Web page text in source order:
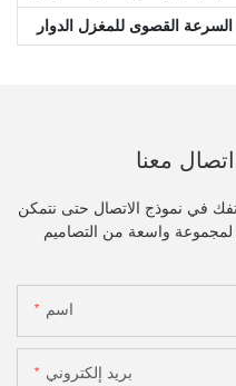
السرعة القصوى للمغزل الدوار
معنا
في نموذج الاتصال حتى نتمكن
واسعة من التصاميم
اسم
بريد إلكتروني